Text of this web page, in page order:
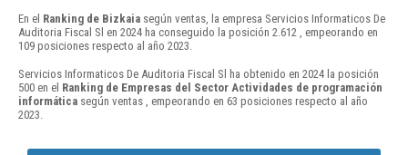
En el Ranking de Bizkaia según ventas, la empresa Servicios Informaticos De
Auditoria Fiscal Sl en 2024 ha conseguido la posición 2.612 , empeorando en
109 posiciones respecto al año 2023.
Servicios Informaticos De Auditoria Fiscal Sl ha obtenido en 2024 la posición
500 en el Ranking de Empresas del Sector Actividades de programación
informática según ventas , empeorando en 63 posiciones respecto al año
2023.